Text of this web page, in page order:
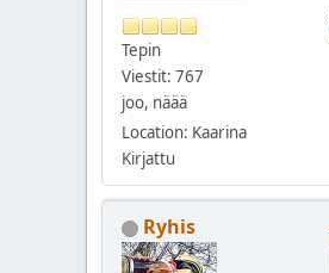
Tepin
Viestit: 767
joo, näää
Location: Kaarina
Kirjattu
Ryhis